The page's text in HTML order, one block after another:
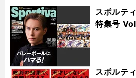
スポルテ
特集号
スポルテ